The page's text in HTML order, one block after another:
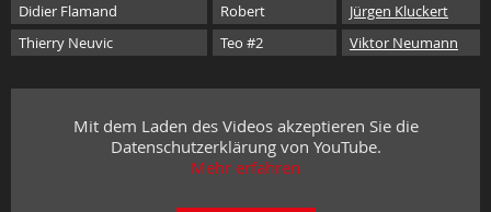
Didier Flamand
Robert
Jürgen Kluckert
Thierry Neuvic
Teo #2 Viktor Neumann
Mit dem Laden des Videos akzeptieren Sie die
Datenschutzerklärung von YouTube.
Mehr erfahren